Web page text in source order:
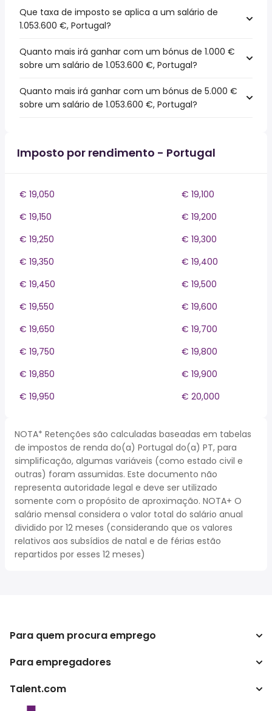
Que taxa de imposto se aplica a um salário de
1.053.600 €, Portugal?
Quanto mais irá ganhar com um bónus de 1.000 €
sobre um salário de 1.053.600 €, Portugal?
Quanto mais irá ganhar com um bónus de 5.000 €
sobre um salário de 1.053.600 €, Portugal?
Imposto por rendimento - Portugal
€ 19,050
€ 19,100
€ 19,150
€ 19,200
€ 19,250
€ 19,300
€ 19,350
€ 19,400
€ 19,450
€ 19,500
€ 19,550
€ 19,600
€ 19,650
€ 19,700
€ 19,750
€ 19,800
€ 19,850
€ 19,900
€ 19,950
€ 20,000
NOTA* Retenções são calculadas baseadas em tabelas
de impostos de renda do(a) Portugal do(a) PT, para
simplificação, algumas variáveis (como estado civil e
outras) foram assumidas. Este documento não
representa autoridade legal e deve ser utilizado
somente com o propósito de aproximação. NOTA+ O
salário mensal considera o valor total do salário anual
dividido por 12 meses (considerando que os valores
relativos aos subsídios de natal e de férias estão
repartidos por esses 12 meses)
Para quem procura emprego
Procurar empregos
Para empregadores
Empreendimento
Talent.com